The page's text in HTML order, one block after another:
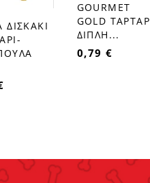
ΔΙΣΚΑΚΙ
favorite_border
GOURMET
GOLD ΤΑΡΤΑΡ
ΔΙΠΛΗ...
0,79 €